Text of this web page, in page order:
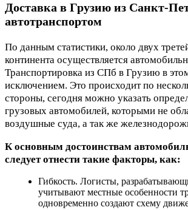
Доставка в Грузию из Санкт-
автотранспортом
По данным статистики, около двух
континента осуществляется
Транспортировка из СПб в Грузию в
исключением. Это происходит по
стороны, сегодня можно указать
грузовых автомобилей, которыми не
воздушные суда, а так же
К основным достоинствам
следует отнести такие факторы, как:
Гибкость. Логисты,
учитывают местные особенности
одновременно создают схему